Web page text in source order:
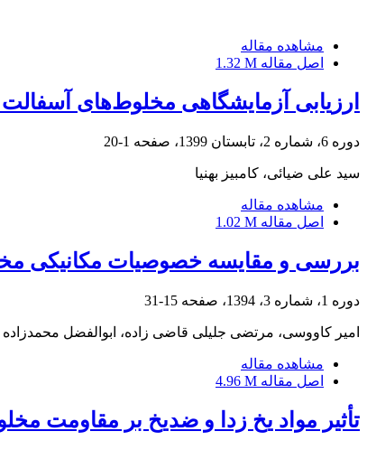
مشاهده مقاله
اصل مقاله 1.32 M
ارزیابی آزمایشگاهی مخلوط‌های
دوره 6، شماره 2، تابستان 1399، صفحه 1-20
سید علی ضیائی، کامبیز بهنیا
مشاهده مقاله
اصل مقاله 1.02 M
بررسی و مقایسه خصوصیات مکانیکی
دوره 1، شماره 3، 1394، صفحه 15-31
امیر کاووسی، مرتضی جلیلی قاضی زاده، ابوالفضل
مشاهده مقاله
اصل مقاله 4.96 M
تأثیر مواد یخ زدا و ضدیخ بر مقاومت